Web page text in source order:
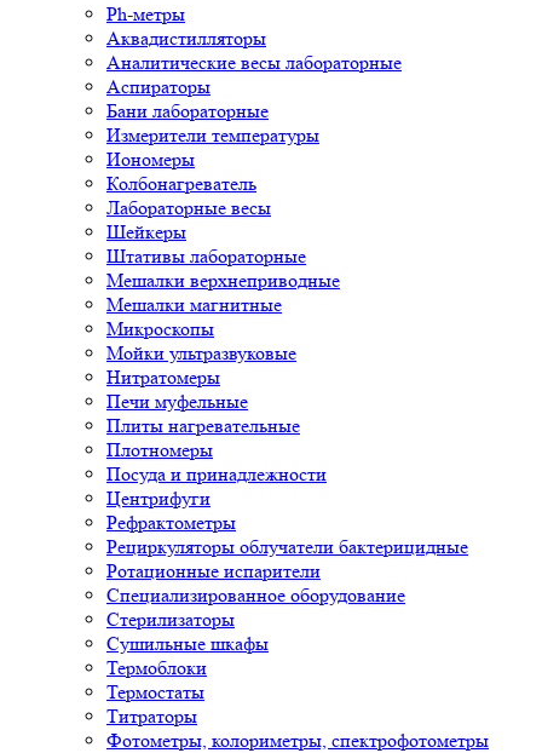
Ph-метры
Аквадистилляторы
Аналитические весы лабораторные
Аспираторы
Бани лабораторные
Измерители температуры
Иономеры
Колбонагреватель
Лабораторные весы
Шейкеры
Штативы лабораторные
Мешалки верхнеприводные
Мешалки магнитные
Микроскопы
Мойки ультразвуковые
Нитратомеры
Печи муфельные
Плиты нагревательные
Плотномеры
Посуда и принадлежности
Центрифуги
Рефрактометры
Рециркуляторы облучатели бактерицидные
Ротационные испарители
Специализированное оборудование
Стерилизаторы
Сушильные шкафы
Термоблоки
Термостаты
Титраторы
Фотометры, колориметры, спектрофотометры